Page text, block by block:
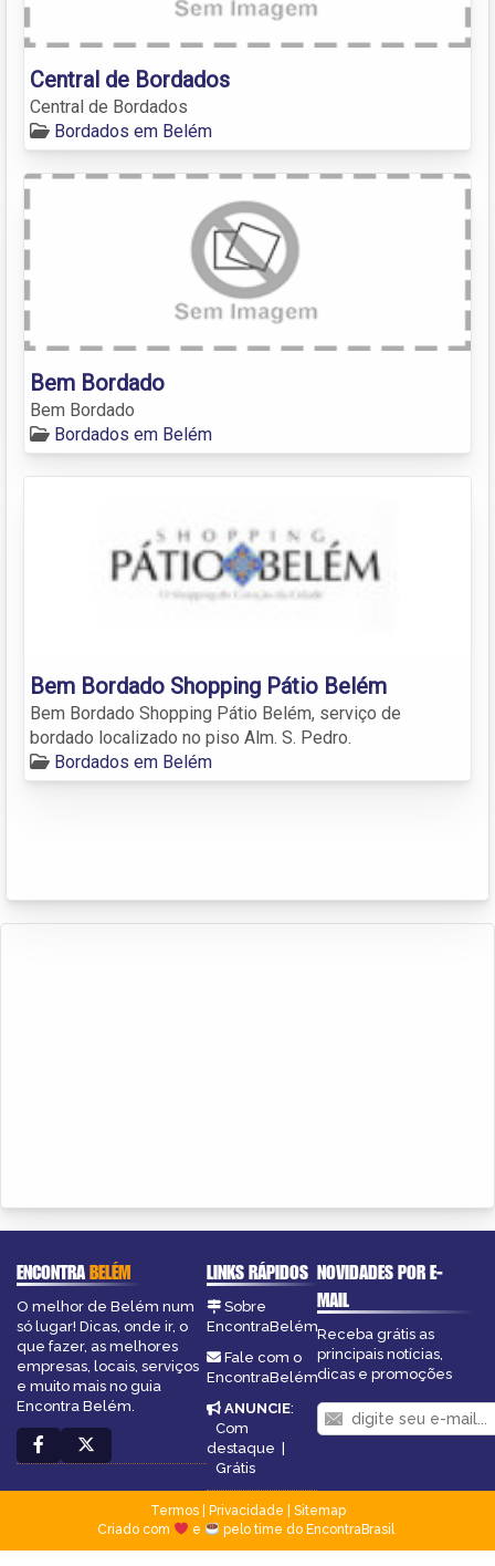
Central de Bordados
Central de Bordados
Bordados em Belém
Bem Bordado
Bem Bordado
Bordados em Belém
Bem Bordado Shopping Pátio Belém
Bem Bordado Shopping Pátio Belém, serviço de
bordado localizado no piso Alm. S. Pedro.
Bordados em Belém
ENCONTRABELÉM
O melhor de Belém num
só lugar! Dicas, onde ir, o
que fazer, as melhores
empresas, locais, serviços
e muito mais no guia
Encontra Belém.
LINKS RÁPIDOS
Sobre
EncontraBelém
Fale com o
EncontraBelém
ANUNCIE:
Com
destaque |
Grátis
NOVIDADES POR E-
MAIL
Receba grátis as
principais notícias,
dicas e promoções
Termos| Privacidade
Sitemap
Criado com
e pelo time do EncontraBrasil